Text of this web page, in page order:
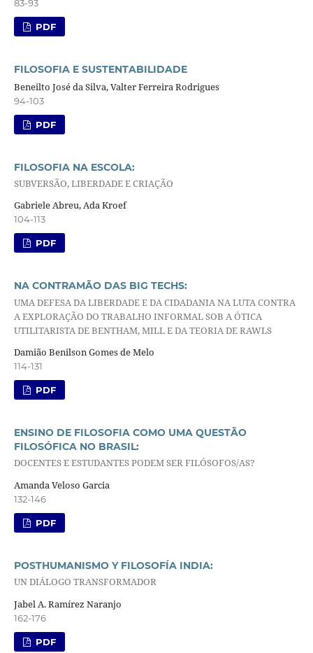
83-93
PDF
FILOSOFIA E SUSTENTABILIDADE
Beneilto José da Silva, Valter Ferreira Rodrigues
94-103
PDF
FILOSOFIA NA ESCOLA:
SUBVERSÃO, LIBERDADE E CRIAÇÃO
Gabriele Abreu, Ada Kroef
104-113
PDF
NA CONTRAMÃO DAS BIG TECHS:
UMA DEFESA DA LIBERDADE E DA CIDADANIA NA LUTA CONTRA
A EXPLORAÇÃO DO TRABALHO INFORMAL SOB A ÓTICA
UTILITARISTA DE BENTHAM, MILL E DA TEORIA DE RAWLS
Damião Benilson Gomes de Melo
114-131
PDF
ENSINO DE FILOSOFIA COMO UMA QUESTÃO
FILOSÓFICA NO BRASIL:
DOCENTES E ESTUDANTES PODEM SER FILÓSOFOS/AS?
Amanda Veloso Garcia
132-146
PDF
POSTHUMANISMO Y FILOSOFÍA INDIA:
UN DIÁLOGO TRANSFORMADOR
Jabel A. Ramírez Naranjo
162-176
PDF